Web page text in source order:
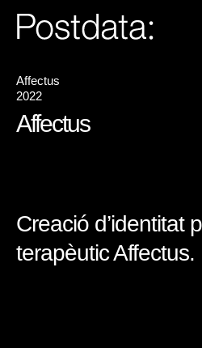
Affectus
2022
Affectus
Creació d’identitat
terapèutic Affectus.